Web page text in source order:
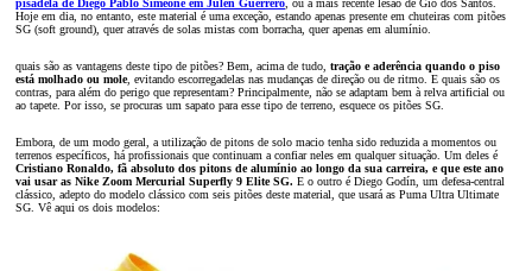
Hoje em dia, no entanto, este material é uma exceção, estando apenas presente em chuteiras com pitões
SG (soft ground), quer através de solas mistas com borracha, quer apenas em alumínio.
quais são as vantagens deste tipo de pitões? Bem, acima de tudo, tração e aderência quando o piso
está molhado ou mole, evitando escorregadelas nas mudanças de direção ou de ritmo. E quais são os
contras, para além do perigo que representam? Principalmente, não se adaptam bem à relva artificial ou
ao tapete. Por isso, se procuras um sapato para esse tipo de terreno, esquece os pitões SG.
Embora, de um modo geral, a utilização de pitons de solo macio tenha sido reduzida a momentos ou
terrenos específicos, há profissionais que continuam a confiar neles em qualquer situação. Um deles é
Cristiano Ronaldo, fã absoluto dos pitons de alumínio ao longo da sua carreira, e que este ano
vai usar as Nike Zoom Mercurial Superfly 9 Elite SG. E o outro é Diego Godín, um defesa-central
clássico, adepto do modelo clássico com seis pitões deste material, que usará as Puma Ultra Ultimate
SG. Vê aqui os dois modelos: